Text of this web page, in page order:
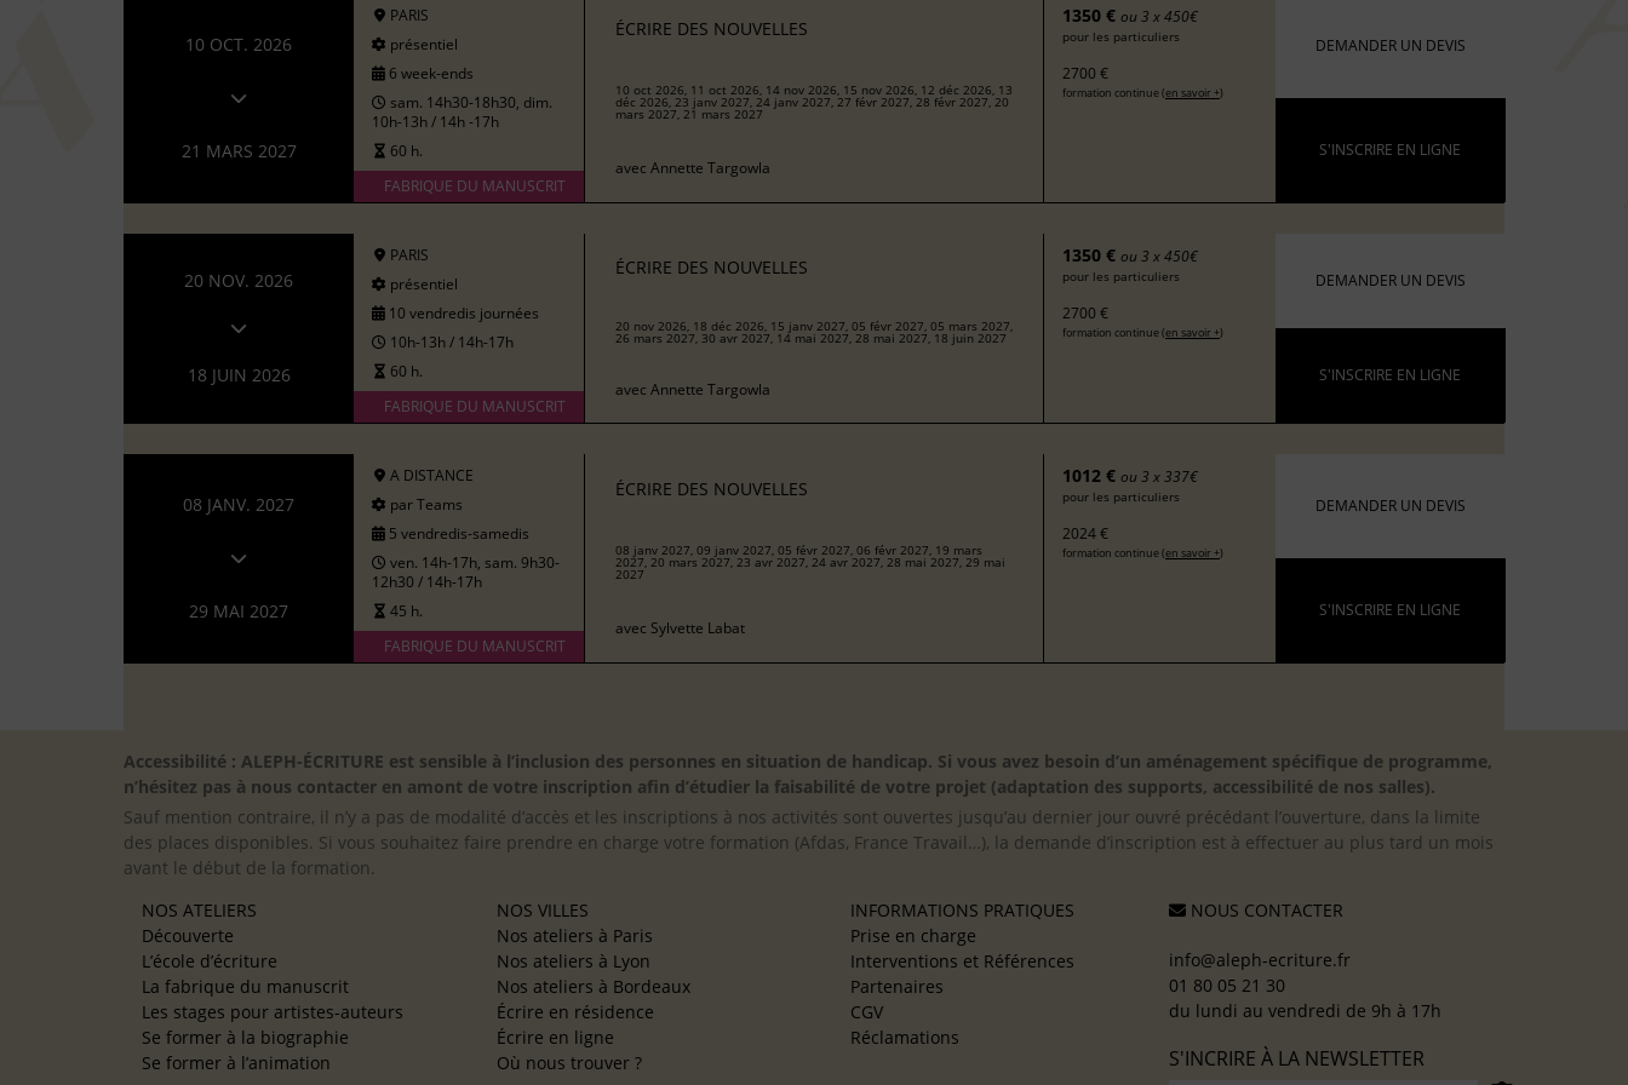
10 OCT. 2026
21 MARS 2027
PARIS
présentiel
6 week-ends
sam. 14h30-18h30, dim.
10h-13h / 14h -17h
60 h.
FABRIQUE DU MANUSCRIT
ÉCRIRE DES NOUVELLES
10 oct 2026, 11 oct 2026, 14 nov 2026, 15 nov 2026, 12 déc 2026, 13
déc 2026, 23 janv 2027, 24 janv 2027, 27 févr 2027, 28 févr 2027, 20
mars 2027, 21 mars 2027
avec Annette Targowla
1350 € ou 3 x 450€
pour les particuliers
2700 €
formation continue (en savoir +)
DEMANDER UN DEVIS
S'INSCRIRE EN LIGNE
20 NOV. 2026
18 JUIN 2026
PARIS
présentiel
10 vendredis journées
10h-13h / 14h-17h
60 h.
FABRIQUE DU MANUSCRIT
ÉCRIRE DES NOUVELLES
20 nov 2026, 18 déc 2026, 15 janv 2027, 05 févr 2027, 05 mars 2027,
26 mars 2027, 30 avr 2027, 14 mai 2027, 28 mai 2027, 18 juin 2027
avec Annette Targowla
1350 € ou 3 x 450€
pour les particuliers
2700 €
formation continue (en savoir +)
DEMANDER UN DEVIS
S'INSCRIRE EN LIGNE
08 JANV. 2027
29 MAI 2027
A DISTANCE
par Teams
5 vendredis-samedis
ven. 14h-17h, sam. 9h30-
12h30 / 14h-17h
45 h.
FABRIQUE DU MANUSCRIT
ÉCRIRE DES NOUVELLES
08 janv 2027, 09 janv 2027, 05 févr 2027, 06 févr 2027, 19 mars
2027, 20 mars 2027, 23 avr 2027, 24 avr 2027, 28 mai 2027, 29 mai
2027
avec Sylvette Labat
1012 € ou 3 x 337€
pour les particuliers
2024 €
formation continue (en savoir +)
DEMANDER UN DEVIS
S'INSCRIRE EN LIGNE
Accessibilité : ALEPH-ÉCRITURE est sensible à l’inclusion des personnes en situation de handicap. Si vous avez besoin d’un aménagement spécifique de programme,
n’hésitez pas à nous contacter en amont de votre inscription afin d’étudier la faisabilité de votre projet (adaptation des supports, accessibilité de nos salles).
Sauf mention contraire, il n’y a pas de modalité d’accès et les inscriptions à nos activités sont ouvertes jusqu’au dernier jour ouvré précédant l’ouverture, dans la limite
des places disponibles. Si vous souhaitez faire prendre en charge votre formation (Afdas, France Travail…), la demande d’inscription est à effectuer au plus tard un mois
avant le début de la formation.
NOS ATELIERS
Découverte
L’école d’écriture
La fabrique du manuscrit
Les stages pour artistes-auteurs
Se former à la biographie
Se former à l’animation
NOS VILLES
Nos ateliers à Paris
Nos ateliers à Lyon
Nos ateliers à Bordeaux
Écrire en résidence
Écrire en ligne
Où nous trouver ?
INFORMATIONS PRATIQUES
Prise en charge
Interventions et Références
Partenaires
CGV
Réclamations
NOUS CONTACTER
info@aleph-ecriture.fr
01 80 05 21 30
du lundi au vendredi de 9h à 17h
S'INCRIRE À LA NEWSLETTER